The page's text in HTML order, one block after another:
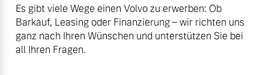
Editionsmodelle
Jetzt kennenlernen
Finanzierung & Leasing
Es gibt viele Wege einen Volvo zu erwerben: Ob
Barkauf, Leasing oder Finanzierung – wir richten uns
ganz nach Ihren Wünschen und unterstützen Sie bei
all Ihren Fragen.